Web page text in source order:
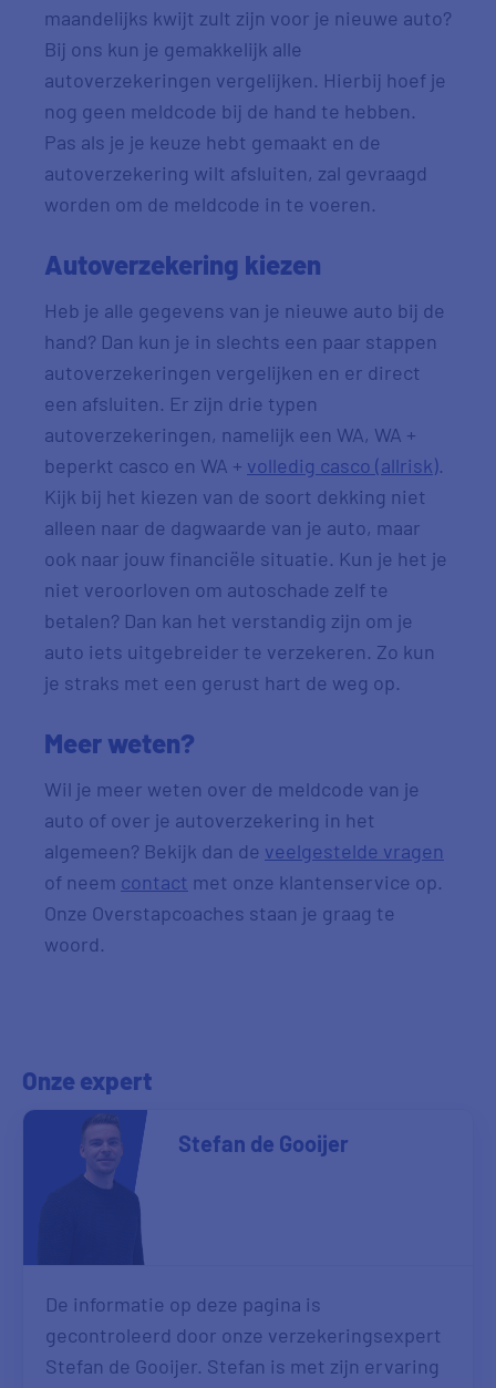
maandelijks kwijt zult zijn voor je nieuwe auto?
Bij ons kun je gemakkelijk alle
autoverzekeringen vergelijken. Hierbij hoef je
nog geen meldcode bij de hand te hebben.
Pas als je je keuze hebt gemaakt en de
autoverzekering wilt afsluiten, zal gevraagd
worden om de meldcode in te voeren.
Autoverzekering kiezen
Heb je alle gegevens van je nieuwe auto bij de
hand? Dan kun je in slechts een paar stappen
autoverzekeringen vergelijken en er direct
een afsluiten. Er zijn drie typen
autoverzekeringen, namelijk een WA, WA +
beperkt casco en WA + volledig casco (allrisk).
Kijk bij het kiezen van de soort dekking niet
alleen naar de dagwaarde van je auto, maar
ook naar jouw financiële situatie. Kun je het je
niet veroorloven om autoschade zelf te
betalen? Dan kan het verstandig zijn om je
auto iets uitgebreider te verzekeren. Zo kun
je straks met een gerust hart de weg op.
Meer weten?
Wil je meer weten over de meldcode van je
auto of over je autoverzekering in het
algemeen? Bekijk dan de veelgestelde vragen
of neem contact met onze klantenservice op.
Onze Overstapcoaches staan je graag te
woord.
Onze expert
Stefan de Gooijer
De informatie op deze pagina is
gecontroleerd door onze verzekeringsexpert
Stefan de Gooijer. Stefan is met zijn ervaring